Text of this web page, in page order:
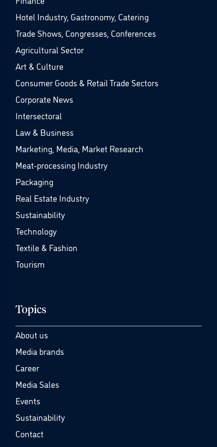
Hotel Industry, Gastronomy, Catering
Trade Shows, Congresses, Conferences
Agricultural Sector
Art & Culture
Consumer Goods & Retail Trade Sectors
Corporate News
Intersectoral
Law & Business
Marketing, Media, Market Research
Meat-processing Industry
Packaging
Real Estate Industry
Sustainability
Technology
Textile & Fashion
Tourism
Topics
About us
Media brands
Career
Media Sales
Events
Sustainability
Contact